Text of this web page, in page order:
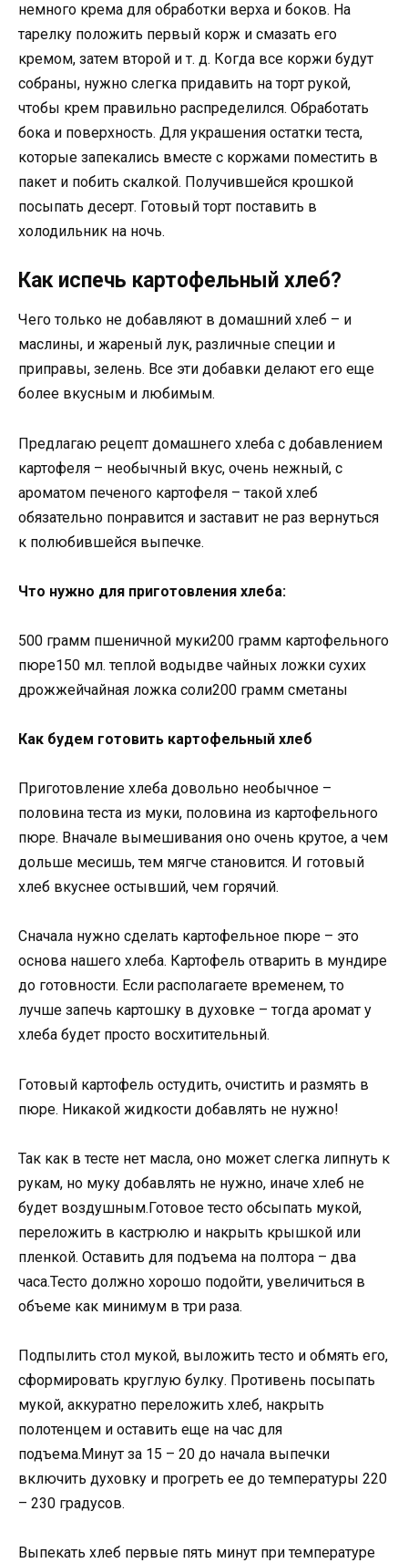
немного крема для обработки верха и боков. На
тарелку положить первый корж и смазать его
кремом, затем второй и т. д. Когда все коржи будут
собраны, нужно слегка придавить на торт рукой,
чтобы крем правильно распределился. Обработать
бока и поверхность. Для украшения остатки теста,
которые запекались вместе с коржами поместить в
пакет и побить скалкой. Получившейся крошкой
посыпать десерт. Готовый торт поставить в
холодильник на ночь.
Как испечь картофельный хлеб?
Чего только не добавляют в домашний хлеб – и
маслины, и жареный лук, различные специи и
приправы, зелень. Все эти добавки делают его еще
более вкусным и любимым.
Предлагаю рецепт домашнего хлеба с добавлением
картофеля – необычный вкус, очень нежный, с
ароматом печеного картофеля – такой хлеб
обязательно понравится и заставит не раз вернуться
к полюбившейся выпечке.
Что нужно для приготовления хлеба:
500 грамм пшеничной муки200 грамм картофельного
пюре150 мл. теплой водыдве чайных ложки сухих
дрожжейчайная ложка соли200 грамм сметаны
Как будем готовить картофельный хлеб
Приготовление хлеба довольно необычное –
половина теста из муки, половина из картофельного
пюре. Вначале вымешивания оно очень крутое, а чем
дольше месишь, тем мягче становится. И готовый
хлеб вкуснее остывший, чем горячий.
Сначала нужно сделать картофельное пюре – это
основа нашего хлеба. Картофель отварить в мундире
до готовности. Если располагаете временем, то
лучше запечь картошку в духовке – тогда аромат у
хлеба будет просто восхитительный.
Готовый картофель остудить, очистить и размять в
пюре. Никакой жидкости добавлять не нужно!
Так как в тесте нет масла, оно может слегка липнуть к
рукам, но муку добавлять не нужно, иначе хлеб не
будет воздушным.Готовое тесто обсыпать мукой,
переложить в кастрюлю и накрыть крышкой или
пленкой. Оставить для подъема на полтора – два
часа.Тесто должно хорошо подойти, увеличиться в
объеме как минимум в три раза.
Подпылить стол мукой, выложить тесто и обмять его,
сформировать круглую булку. Противень посыпать
мукой, аккуратно переложить хлеб, накрыть
полотенцем и оставить еще на час для
подъема.Минут за 15 – 20 до начала выпечки
включить духовку и прогреть ее до температуры 220
– 230 градусов.
Выпекать хлеб первые пять минут при температуре